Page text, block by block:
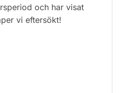
och har visat
vi eftersökt!